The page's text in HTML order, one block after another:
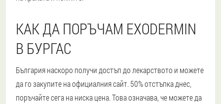
КАК ДА ПОРЪЧАМ EXODERMIN
В БУРГАС
България наскоро получи достъп до лекарството и можете
да го закупите на официалния сайт. 50% отстъпка днес,
поръчайте сега на ниска цена. Това означава, че можете да